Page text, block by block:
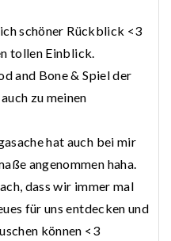
schöner Rückblick <3
tollen Einblick.
and Bone & Spiel der
zu meinen
hat auch bei mir
angenommen haha.
dass wir immer mal
für uns entdecken und
können <3